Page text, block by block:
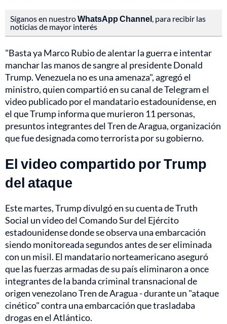
Síganos en nuestroWhatsApp Channel, para recibir las
noticias de mayor interés
"Basta ya Marco Rubio de alentar la guerra e intentar
manchar las manos de sangre al presidente Donald
Trump. Venezuela no es una amenaza", agregó el
ministro, quien compartió en su canal de Telegram el
video publicado por el mandatario estadounidense, en
el que Trump informa que murieron 11 personas,
presuntos integrantes del Tren de Aragua, organización
que fue designada como terrorista por su gobierno.
El video compartido por Trump
del ataque
Este martes, Trump divulgó en su cuenta de Truth
Social un video del Comando Sur del Ejército
estadounidense donde se observa una embarcación
siendo monitoreada segundos antes de ser eliminada
con un misil. El mandatario norteamericano aseguró
que las fuerzas armadas de su país eliminaron a once
integrantes de la banda criminal transnacional de
origen venezolano Tren de Aragua - durante un "ataque
cinético" contra una embarcación que trasladaba
drogas en el Atlántico.